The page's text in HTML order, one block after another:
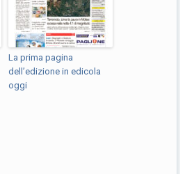
La prima pagina
dell’edizione in edicola
oggi